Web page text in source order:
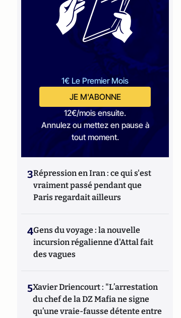
1€ Le Premier Mois
JE M'ABONNE
12€/mois ensuite.
Annulez ou mettez en pause à
tout moment.
3Répression en Iran : ce qui s'est
vraiment passé pendant que
Paris regardait ailleurs
4Gens du voyage : la nouvelle
incursion régalienne d'Attal fait
des vagues
5Xavier Driencourt : "L’arrestation
du chef de la DZ Mafia ne signe
qu’une vraie-fausse détente entre